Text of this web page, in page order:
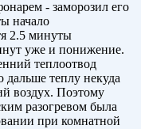
- заморозил его
начало
2.5 минуты
уже и понижение.
теплоотвод
дальше теплу некуда
воздух. Поэтому
разогревом была
при комнатной